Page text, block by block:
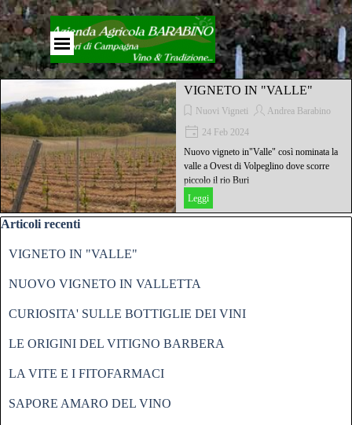
Vai ai contenuti
Salta menù
VIGNETO IN "VALLE"
Nuovi Vigneti
Andrea Barabino
24 Feb 2024
Nuovo vigneto in"Valle" così nominata la
valle a Ovest di Volpeglino dove scorre
piccolo il rio Buri
Leggi
Salta blocco Articoli recenti
Articoli recenti
VIGNETO IN "VALLE"
NUOVO VIGNETO IN VALLETTA
CURIOSITA' SULLE BOTTIGLIE DEI VINI
LE ORIGINI DEL VITIGNO BARBERA
LA VITE E I FITOFARMACI
SAPORE AMARO DEL VINO